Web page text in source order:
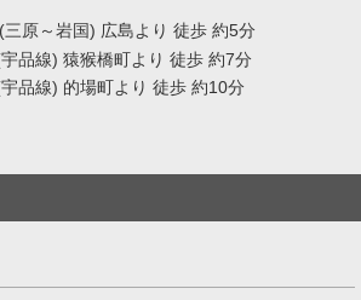
原～岩国) 広島より 徒歩 約5分
品線) 猿猴橋町より 徒歩 約7分
品線) 的場町より 徒歩 約10分